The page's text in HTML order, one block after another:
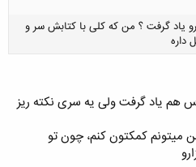
یاد گرفت ؟ من که کلی با کتابش سر و
داره
تا باز شود...
هم یاد گرفت ولی یه سری نکته ریز
میتونم کمکتون کنم، چون تو